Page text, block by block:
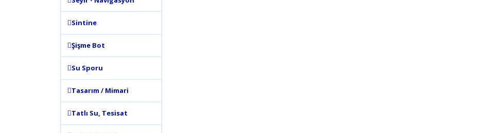
Sintine
Şişme Bot
Su Sporu
Tasarım / Mimari
Tatlı Su, Tesisat